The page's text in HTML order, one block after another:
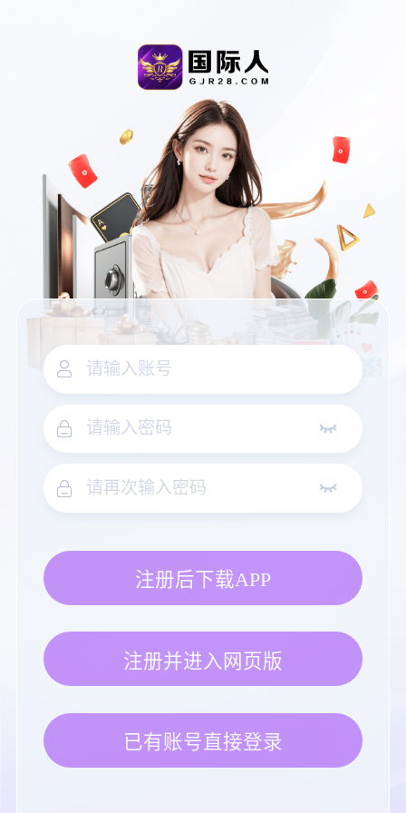
注册后下载APP
注册并进入网页版
已有账号直接登录